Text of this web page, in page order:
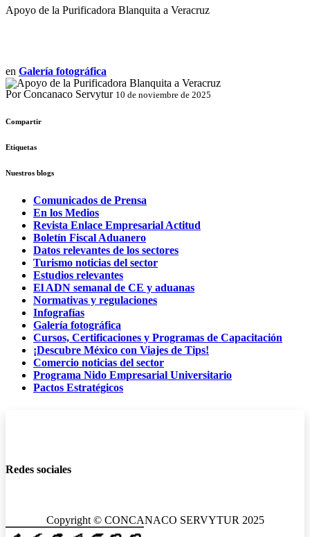
Apoyo de la Purificadora Blanquita a Veracruz
en Galería fotográfica
Por Concanaco Servytur 10 de noviembre de 2025
Compartir
Etiquetas
Nuestros blogs
Comunicados de Prensa
En los Medios
Revista Enlace Empresarial Actitud
Boletín Fiscal Aduanero
Datos relevantes de los sectores
Turismo noticias del sector
Estudios relevantes
El ADN semanal de CE y aduanas
Normativas y regulaciones
Infografías
Galería fotográfica
Cursos, Certificaciones y Programas de Capacitación
¡Descubre México con Viajes de Tips!
Comercio noticias del sector
Programa Nido Empresarial Universitario
Pactos Estratégicos
Redes sociales
Copyright © CONCANACO SERVYTUR 2025